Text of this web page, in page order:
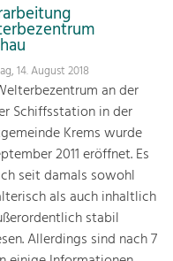
14. August 2018
an der
Schiffsstation in der
Krems wurde
2011 eröffnet. Es
seit damals sowohl
als auch inhaltlich
stabil
Allerdings sind nach 7